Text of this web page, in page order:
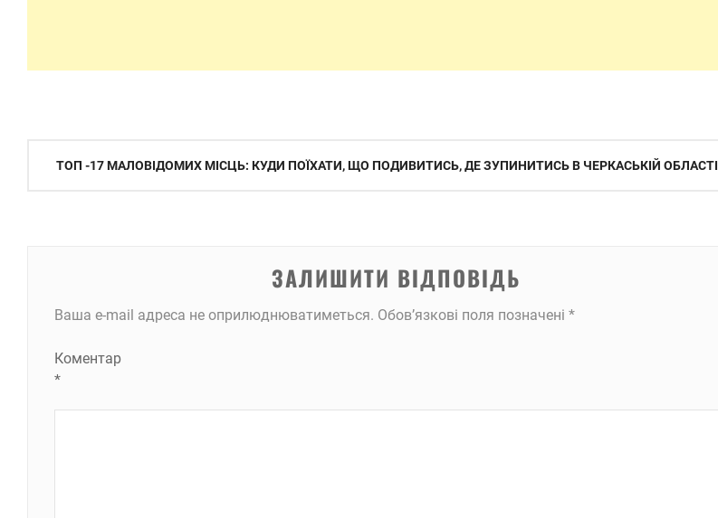
Навігація
ТОП -17 МАЛОВІДОМИХ МІСЦЬ: КУДИ ПОЇХАТИ, ЩО ПОДИВИТИСЬ, ДЕ ЗУПИНИТИСЬ В ЧЕРКАСЬКІЙ ОБЛАСТІ
ЗАЛИШИТИ ВІДПОВІДЬ
Ваша e-mail адреса не оприлюднюватиметься. Обов’язкові поля позначені *
Коментар
*